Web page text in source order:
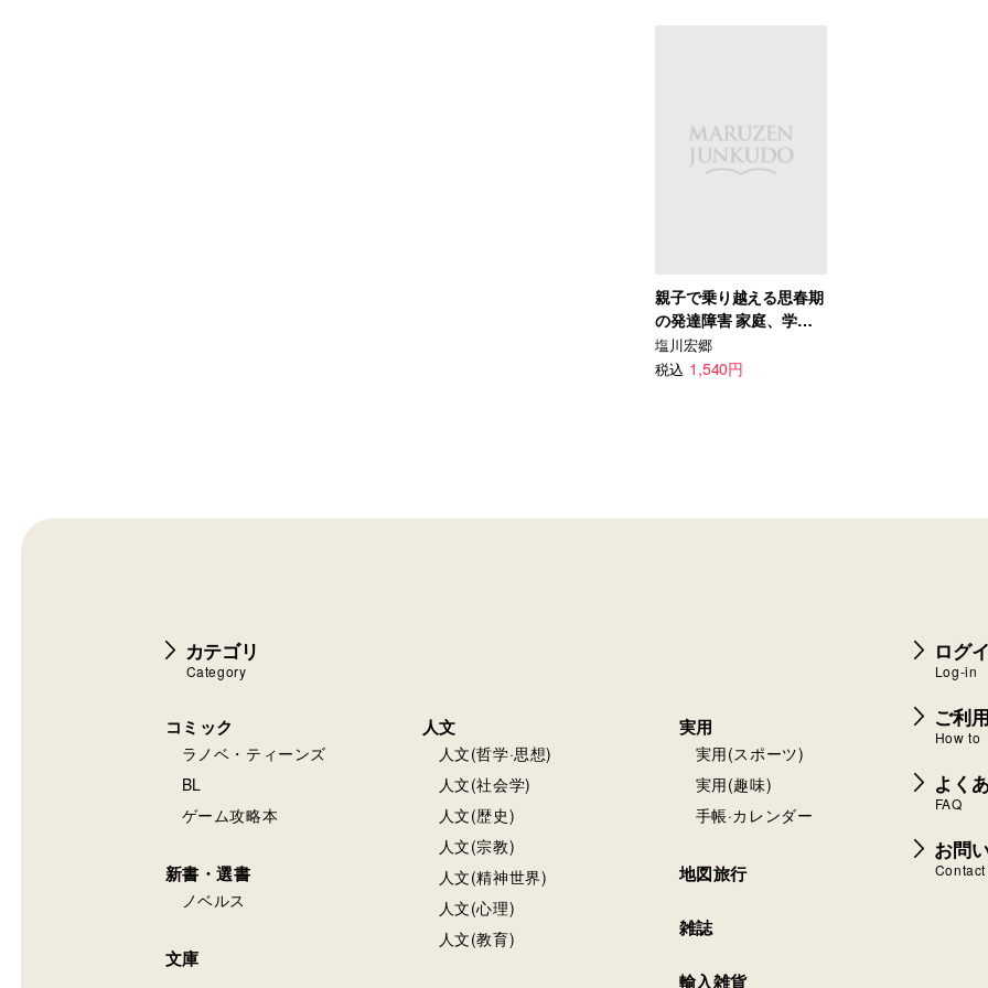
親子で乗り越える思春期
の発達障害 家庭、学
校、友だち、進路…将来
の不安を減らす本 自閉
塩川宏郷
税込 1,540円
カテゴリ
Category
コミック
ラノベ・ティーンズ
BL
ゲーム攻略本
新書・選書
ノベルス
文庫
人文
人文(哲学·思想)
人文(社会学)
人文(歴史)
人文(宗教)
人文(精神世界)
人文(心理)
人文(教育)
実用
実用(スポーツ)
実用(趣味)
手帳·カレンダー
地図旅行
雑誌
輸入雑貨
ログ
Log-in
ご利
How to
よく
FAQ
お問
Contact